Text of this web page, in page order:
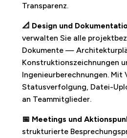
Transparenz.
📐 Design und
verwalten Sie alle
Dokumente —
Konstruktionszeichnungen
Ingenieurberechnungen. Mit
Statusverfolgung, Datei-
an Teammitglieder.
📅 Meetings und
strukturierte